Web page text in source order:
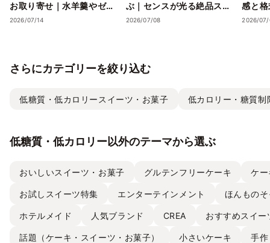
お取り寄せ｜水羊羹やゼリ
ーで涼を届ける夏ギフト
2026/07/14
ぶ｜センスが光る絶品スイ
ーツギフトと失敗しない選
2026/07/08
感と
ツギフ
2026/07/
さらにカテゴリーを絞り込む
低糖質・低カロリースイーツ・お菓子 低カロリー・糖質制
低糖質・低カロリー以外のテーマから選ぶ
おいしいスイーツ・お菓子 グルテンフリーケーキ ケ
お試しスイーツ特集 エンターテインメント ほんもの
ホテルメイド 人気ブランド CREA おすすめスイー
話題（ケーキ・スイーツ・お菓子） 小さいケーキ 手